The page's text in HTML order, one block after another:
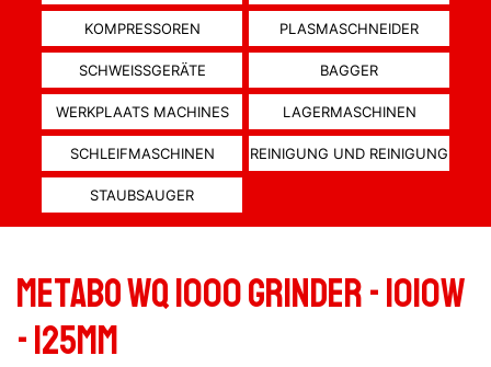
KOMPRESSOREN PLASMASCHNEIDER
SCHWEISSGERÄTE BAGGER
WERKPLAATS MACHINES LAGERMASCHINEN
SCHLEIFMASCHINEN REINIGUNG UND REINIGUNG
STAUBSAUGER
Metabo WQ 1000 Grinder - 1010W
- 125mm